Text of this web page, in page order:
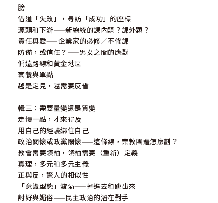
膀
借道「失敗」，尋訪「成功」的座標
源頭和下游——新總統的課內題？課外題？
責任與愛——企業家的必修／不修課
防備，或信任？——男女之間的應對
偏遠路線和黃金地區
套餐與單點
越是定見，越需要反省
輯三：需要量變還是質變
走慢一點，才來得及
用自己的經驗綁住自己
政治關懷或政黨關懷——這條線，宗教團體怎麼劃？
教會需要領袖，領袖需要（重新）定義
真理，多元和多元主義
正與反，驚人的相似性
「意識型態」漩渦——掉進去和跳出來
討好與媚俗——民主政治的潛在對手